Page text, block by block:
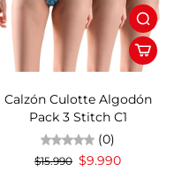
38%OFF
Calzón Culotte Algodón
Pack 3 Stitch C1
(0)
$15.990 $9.990